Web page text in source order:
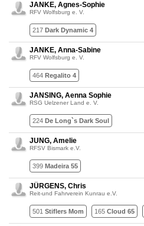
JANKE, Agnes-Sophie
RFV Wolfsburg e. V.
217 Dark Dynamic 4
JANKE, Anna-Sabine
RFV Wolfsburg e. V.
464 Regalito 4
JANSING, Aenna Sophie
RSG Uelzener Land e. V.
224 De Long`s Dark Soul
JUNG, Amelie
RFSV Bismark e.V.
399 Madeira 55
JÜRGENS, Chris
Reit-und Fahrverein Kunrau e.V.
501 Stiflers Mom 165 Cloud 65